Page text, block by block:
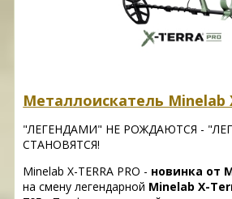
Металлоискатель Minelab
"ЛЕГЕНДАМИ" НЕ РОЖДАЮТСЯ -
СТАНОВЯТСЯ!
Minelab X-TERRA PRO - новинка от
на смену легендарной Minelab X-